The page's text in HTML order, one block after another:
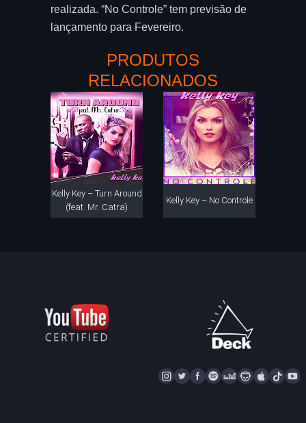
realizada. “No Controle” tem previsão de
lançamento para Fevereiro.
PRODUTOS
RELACIONADOS
Kelly Key – Turn Around
(feat. Mr. Catra)
Kelly Key – No Controle
I
N
T
W
F
A
S
P
D
E
N
A
A
P
T